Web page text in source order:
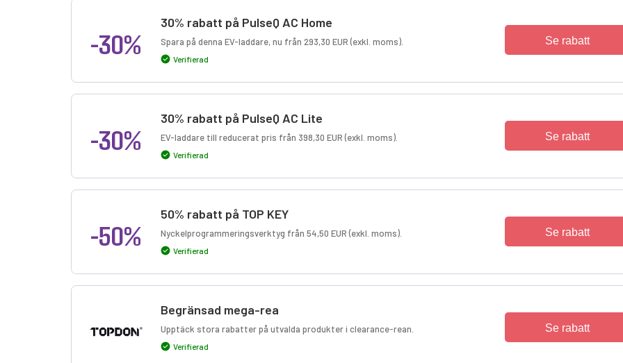
-30%
30% rabatt på PulseQ AC Home
Spara på denna EV-laddare, nu från 293,30 EUR (exkl. moms).
Verifierad
Se rabatt
-30%
30% rabatt på PulseQ AC Lite
EV-laddare till reducerat pris från 398,30 EUR (exkl. moms).
Verifierad
Se rabatt
-50%
50% rabatt på TOP KEY
Nyckelprogrammeringsverktyg från 54,50 EUR (exkl. moms).
Verifierad
Se rabatt
Begränsad mega-rea
Upptäck stora rabatter på utvalda produkter i clearance-rean.
Verifierad
Se rabatt